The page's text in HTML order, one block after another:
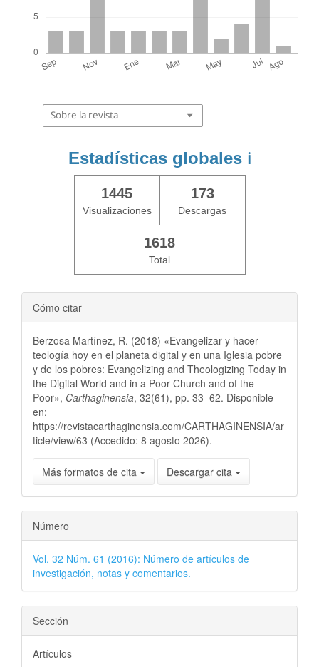
Sobre la revista
Estadísticas globales ℹ️
1445
Visualizaciones
173
Descargas
1618
Total
Cómo citar
Berzosa Martínez, R. (2018) «Evangelizar y hacer
teología hoy en el planeta digital y en una Iglesia pobre
y de los pobres: Evangelizing and Theologizing Today in
the Digital World and in a Poor Church and of the
Poor», Carthaginensia, 32(61), pp. 33–62. Disponible
en:
https://revistacarthaginensia.com/CARTHAGINENSIA/ar
ticle/view/63 (Accedido: 8 agosto 2026).
Más formatos de cita Descargar cita
Número
Vol. 32 Núm. 61 (2016): Número de artículos de
investigación, notas y comentarios.
Sección
Artículos